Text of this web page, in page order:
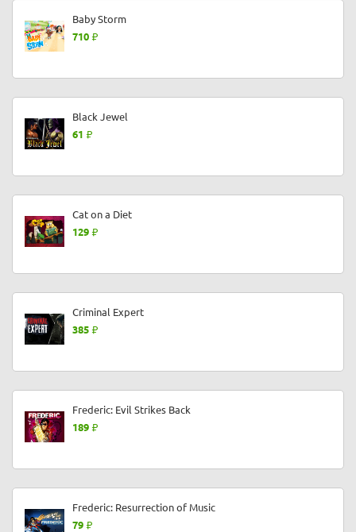
Baby Storm
710
Black Jewel
61
Cat on a Diet
129
Criminal Expert
385
Frederic: Evil Strikes Back
189
Frederic: Resurrection of Music
79